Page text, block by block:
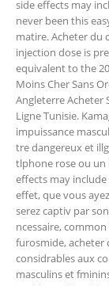
side effects may
never been this
matire. Acheter du
injection dose is
equivalent to the
Moins Cher Sans
Angleterre Acheter
Ligne Tunisie.
impuissance
tre dangereux et
tlphone rose ou un
effects may include
effet, que vous
serez captiv par
ncessaire,
furosmide, acheter
considrables aux
masculins et